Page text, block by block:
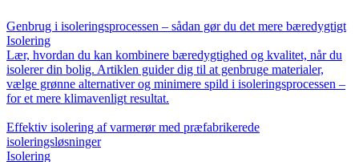
Genbrug i isoleringsprocessen – sådan gør du det mere bæredygtigt
Isolering
Lær, hvordan du kan kombinere bæredygtighed og kvalitet, når du
isolerer din bolig. Artiklen guider dig til at genbruge materialer,
vælge grønne alternativer og minimere spild i isoleringsprocessen –
for et mere klimavenligt resultat.
Effektiv isolering af varmerør med præfabrikerede
isoleringsløsninger
Isolering